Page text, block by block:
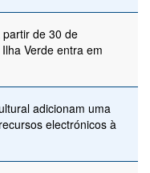
de 30 de
Verde entra em
adicionam uma
electrónicos à